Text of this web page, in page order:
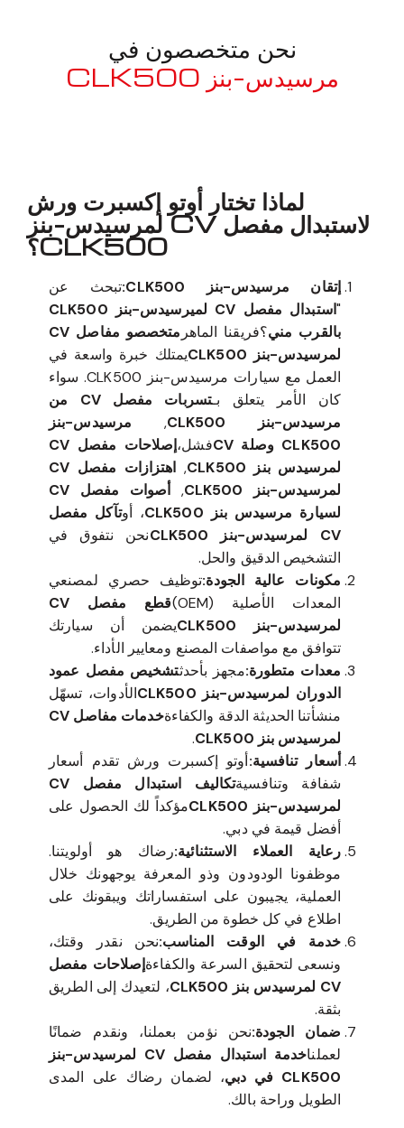
نحن متخصصون في
مرسيدس-بنز CLK500
لماذا تختار أوتو إكسبرت ورش
لاستبدال مفصل CV لمرسيدس-بنز
CLK500؟
إتقان مرسيدس-بنز CLK500:
تبحث عن
"
استبدال مفصل CV لميرسيدس-بنز CLK500
بالقرب مني؟فريقنا الماهر
متخصصو مفاصل CV
لمرسيدس-بنز CLK500
يمتلك خبرة واسعة في
العمل مع سيارات مرسيدس-بنز CLK500. سواء
كان الأمر يتعلق بـ
تسربات مفصل CV من
مرسيدس-بنز CLK500
, مرسيدس-بنز
CLK500 وصلة CV
فشل،
إصلاحات مفصل CV
لمرسيدس بنز CLK500
,
اهتزازات مفصل CV
لمرسيدس-بنز CLK500
,
أصوات مفصل CV
لسيارة مرسيدس بنز CLK500
، أوتآكل مفصل
CV لمرسيدس-بنز CLK500
نحن نتفوق في
التشخيص الدقيق والحل.
مكونات عالية الجودة:توظيف حصري لمصنعي
المعدات الأصلية (OEM)
قطع مفصل CV
لمرسيدس-بنز CLK500
يضمن أن سيارتك
تتوافق مع مواصفات المصنع ومعايير الأداء.
معدات متطورة:مجهز بأحدثتشخيص مفصل عمود
الدوران لمرسيدس-بنز CLK500
الأدوات، تسهّل
منشأتنا الحديثة الدقة والكفاءة
خدمات مفاصل CV
لمرسيدس بنز CLK500
.
أسعار تنافسية:أوتو إكسبرت ورش تقدم أسعار
شفافة وتنافسية
تكاليف استبدال مفصل CV
لمرسيدس-بنز CLK500
مؤكداً لك الحصول على
أفضل قيمة في دبي.
رعاية العملاء الاستثنائية:رضاك هو أولويتنا.
موظفونا الودودون وذو المعرفة يوجهونك خلال
العملية، يجيبون على استفساراتك ويبقونك على
اطلاع في كل خطوة من الطريق.
خدمة في الوقت المناسب:نحن نقدر وقتك،
ونسعى لتحقيق السرعة والكفاءةإصلاحات مفصل
CV لمرسيدس بنز CLK500
، لتعيدك إلى الطريق
بثقة.
ضمان الجودة:نحن نؤمن بعملنا، ونقدم ضمانًا
لعملنا
خدمة استبدال مفصل CV لمرسيدس-بنز
CLK500 في دبي
، لضمان رضاك على المدى
الطويل وراحة بالك.